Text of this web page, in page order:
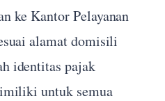
ke Kantor Pelayanan
alamat domisili
identitas pajak
untuk semua